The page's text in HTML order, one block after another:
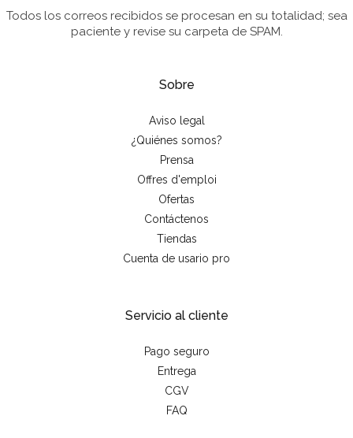
Todos los correos recibidos se procesan en su totalidad; sea
paciente y revise su carpeta de SPAM.
Sobre
Aviso legal
¿Quiénes somos?
Prensa
Offres d'emploi
Ofertas
Contáctenos
Tiendas
Cuenta de usario pro
Servicio al cliente
Pago seguro
Entrega
CGV
FAQ